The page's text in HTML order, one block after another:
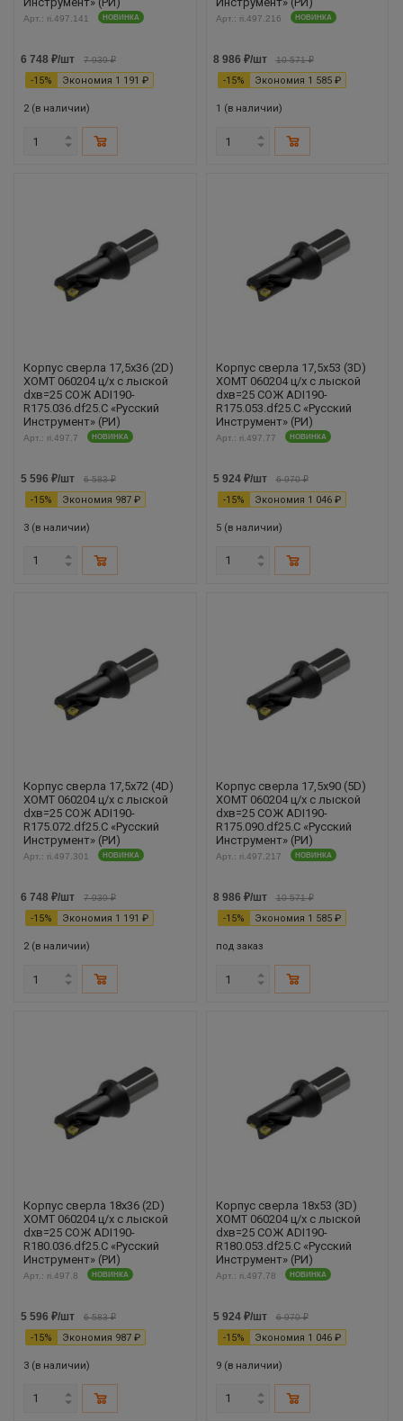
Арт.: ri.497.141 НОВИНКА
6 748 ₽/шт 7 939₽
-15% Экономия 1 191 ₽
2 (в наличии)
Арт.: ri.497.216 НОВИНКА
8 986 ₽/шт 10 571₽
-15% Экономия 1 585₽
1 (в наличии)
Корпус сверла 17,5х36 (2D)
XOMT 060204 ц/х с лыской
dхв=25 СОЖ ADI190-
R175.036.df25.С «Русский
Инструмент» (РИ)
Арт.: ri.497.7 НОВИНКА
5 596 ₽/шт 6 583₽
-15% Экономия 987 ₽
3 (в наличии)
Корпус сверла 17,5х53 (3D)
XOMT 060204 ц/х с лыской
dхв=25 СОЖ ADI190-
R175.053.df25.С «Русский
Инструмент» (РИ)
Арт.: ri.497.77 НОВИНКА
5 924₽/шт 6 970₽
-15% Экономия 1 046₽
5 (в наличии)
Корпус сверла 17,5х72 (4D)
XOMT 060204 ц/х с лыской
dхв=25 СОЖ ADI190-
R175.072.df25.С «Русский
Инструмент» (РИ)
Арт.: ri.497.301 НОВИНКА
6 748 ₽/шт 7 939₽
-15% Экономия 1 191 ₽
2 (в наличии)
Корпус сверла 17,5х90 (5D)
XOMT 060204 ц/х с лыской
dхв=25 СОЖ ADI190-
R175.090.df25.С «Русский
Инструмент» (РИ)
Арт.: ri.497.217 НОВИНКА
8 986 ₽/шт 10 571₽
-15% Экономия 1 585₽
под заказ
Корпус сверла 18х36 (2D)
XOMT 060204 ц/х с лыской
dхв=25 СОЖ ADI190-
R180.036.df25.С «Русский
Инструмент» (РИ)
Арт.: ri.497.8 НОВИНКА
5 596 ₽/шт 6 583₽
-15% Экономия 987 ₽
3 (в наличии)
Корпус сверла 18х53 (3D)
XOMT 060204 ц/х с лыской
dхв=25 СОЖ ADI190-
R180.053.df25.С «Русский
Инструмент» (РИ)
Арт.: ri.497.78 НОВИНКА
5 924₽/шт 6 970₽
-15% Экономия 1 046₽
9 (в наличии)